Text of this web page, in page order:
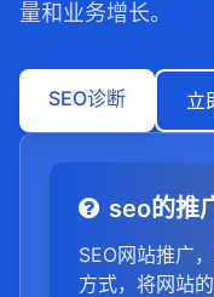
量和业务增长。
SEO诊断 立
seo的推
SEO网站推广
方式，将网站